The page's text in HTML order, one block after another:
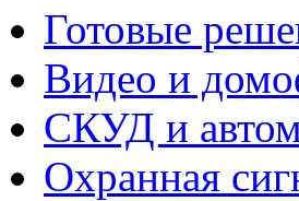
Готовые
Видео и
СКУД и
Охранная